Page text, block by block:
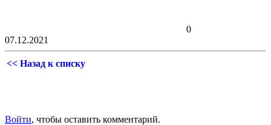
0
07.12.2021
<< Назад к списку
Войти, чтобы оставить комментарий.